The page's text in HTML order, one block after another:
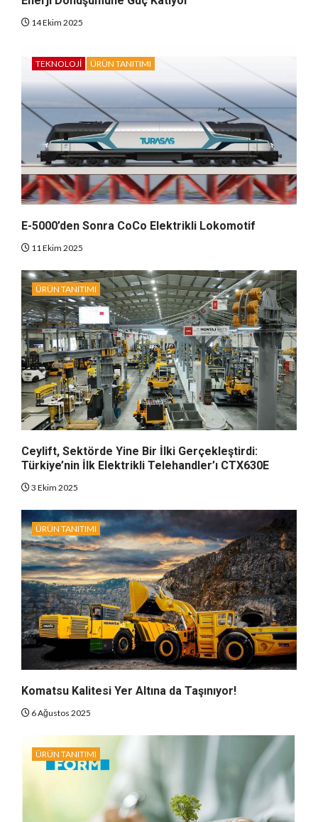
14 Ekim 2025
TEKNOLOJI ÜRÜN TANITIMI
E-5000’den Sonra CoCo Elektrikli Lokomotif
11 Ekim 2025
ÜRÜN TANITIMI
Ceylift, Sektörde Yine Bir İlki Gerçekleştirdi:
Türkiye’nin İlk Elektrikli Telehandler’ı CTX630E
3 Ekim 2025
ÜRÜN TANITIMI
Komatsu Kalitesi Yer Altına da Taşınıyor!
6 Ağustos 2025
ÜRÜN TANITIMI